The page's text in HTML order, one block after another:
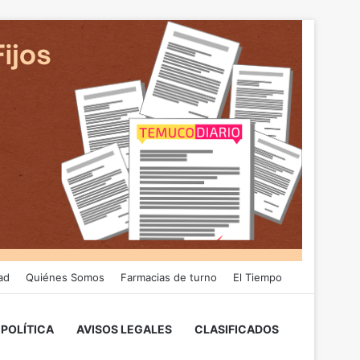
Quiénes Somos Farmacias de turno El Tiempo
POLÍTICA AVISOS LEGALES CLASIFICADOS